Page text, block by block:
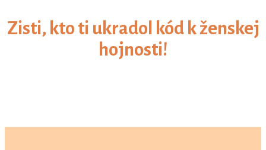
Zisti, kto ti ukradol kód k ženskej
hojnosti!